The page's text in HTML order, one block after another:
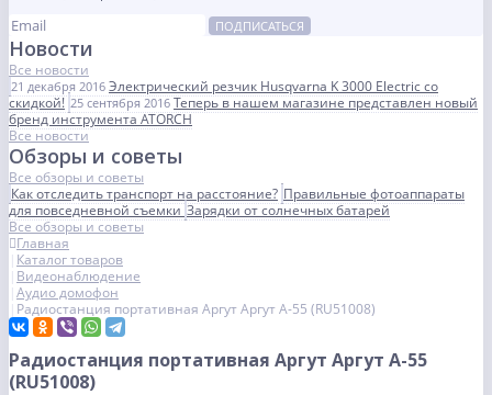
ПОДПИСАТЬСЯ
Новости
Все новости
21 декабря 2016 Электрический резчик Husqvarna K 3000 Electric со
скидкой! 25 сентября 2016 Теперь в нашем магазине представлен новый
бренд инструмента ATORCH
Все новости
Обзоры и советы
Все обзоры и советы
Как отследить транспорт на расстояние? Правильные фотоаппараты
для повседневной съемкиЗарядки от солнечных батарей
Все обзоры и советы
Главная
Каталог товаров
Видеонаблюдение
Аудио домофон
Радиостанция портативная Аргут Аргут А-55 (RU51008)
Радиостанция портативная Аргут Аргут А-55
(RU51008)